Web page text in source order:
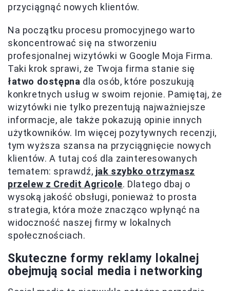
przyciągnąć nowych klientów.
Na początku procesu promocyjnego warto
skoncentrować się na stworzeniu
profesjonalnej wizytówki w Google Moja Firma.
Taki krok sprawi, że Twoja firma stanie się
łatwo dostępna dla osób, które poszukują
konkretnych usług w swoim rejonie. Pamiętaj, że
wizytówki nie tylko prezentują najważniejsze
informacje, ale także pokazują opinie innych
użytkowników. Im więcej pozytywnych recenzji,
tym wyższa szansa na przyciągnięcie nowych
klientów. A tutaj coś dla zainteresowanych
tematem: sprawdź, jak szybko otrzymasz
przelew z Credit Agricole. Dlatego dbaj o
wysoką jakość obsługi, ponieważ to prosta
strategia, która może znacząco wpłynąć na
widoczność naszej firmy w lokalnych
społecznościach.
Skuteczne formy reklamy lokalnej
obejmują social media i networking